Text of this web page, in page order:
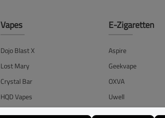
Vapes
Dojo Blast X
Lost Mary
Crystal Bar
HQD Vapes
E-Zigaretten
Aspire
Geekvape
OXVA
Uwell